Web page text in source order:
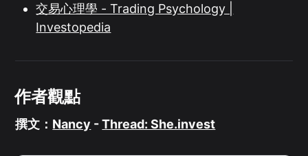
交易心理學 - Trading Psychology |
Investopedia
作者觀點
撰文： Nancy -Thread: She.invest